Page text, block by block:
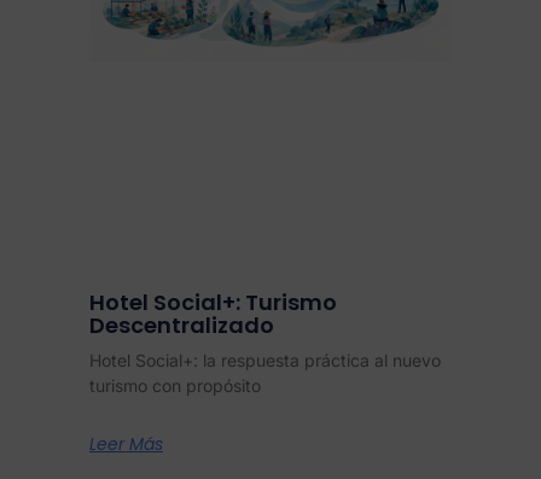
Hotel Social+: Turismo
Descentralizado
Hotel Social+: la respuesta práctica al nuevo
turismo con propósito
Leer Más